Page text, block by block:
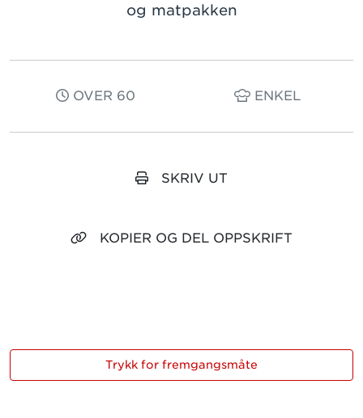
og matpakken
OVER 60 ENKEL
SKRIV UT
KOPIER OG DEL OPPSKRIFT
Trykk for fremgangsmåte